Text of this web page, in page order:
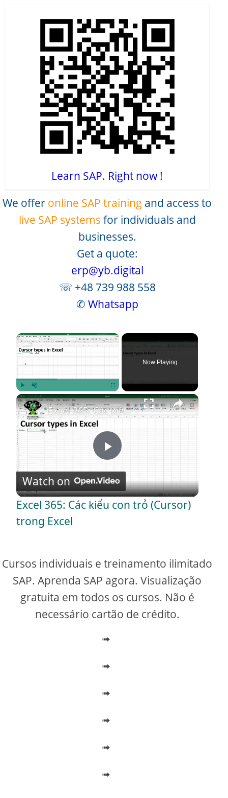
Learn SAP. Right now !
We offer online SAP training and access to
live SAP systems for individuals and
businesses.
Get a quote:
erp@yb.digital
☏ +48 739 988 558
✆ Whatsapp
×
Play Unmute Fullscreen
Now Playing
×
P
l
V
i
d
e
Excel 365: Các kiểu con trỏ (Cursor) trong Excel
Watch on
Excel 365: Các kiểu con trỏ (Cursor)
trong Excel
Cursos individuais e treinamento ilimitado
SAP. Aprenda SAP agora. Visualização
gratuita em todos os cursos. Não é
necessário cartão de crédito.
➟
➟
➟
➟
➟
➟